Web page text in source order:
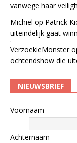
vanwege haar
Michiel op Patrick
uiteindelijk gaat
VerzoekieMonster
ochtendshow die
NIEUWSBRIEF
Voornaam
Achternaam